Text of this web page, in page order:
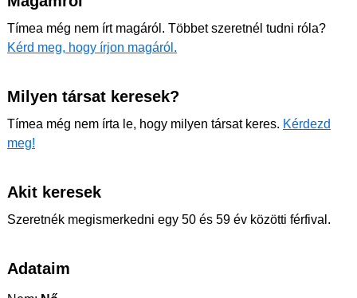
Tímea még nem írt magáról. Többet szeretnél tudni róla?
Kérd meg, hogy írjon magáról.
Milyen társat keresek?
Tímea még nem írta le, hogy milyen társat keres. Kérdezd
meg!
Akit keresek
Szeretnék megismerkedni egy 50 és 59 év közötti férfival.
Adataim